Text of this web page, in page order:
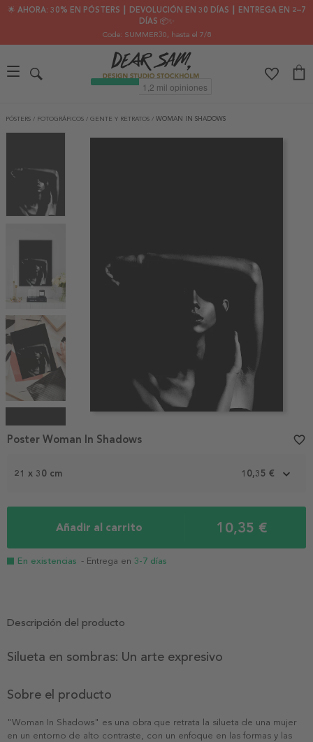
🌟 AHORA: 30% EN PÓSTERS ┃ DEVOLUCIÓN EN 30 DÍAS ┃ ENTREGA EN 2–7
DÍAS 📦✨
Code: SUMMER30, hasta el 7/8
PÓSTERS / FOTOGRÁFICOS / GENTE Y RETRATOS / WOMAN IN SHADOWS
Item
1
21 x 30 cm 10,35 €
Añadir al carrito 10,35 €
En existencias - Entrega en 3-7 días
Poster Woman In Shadows favorite_border
Descripción del producto
Silueta en sombras: Un arte expresivo
Sobre el producto
"Woman In Shadows" es una obra que retrata la silueta de una mujer
en un entorno de alto contraste, con un enfoque en las formas y las